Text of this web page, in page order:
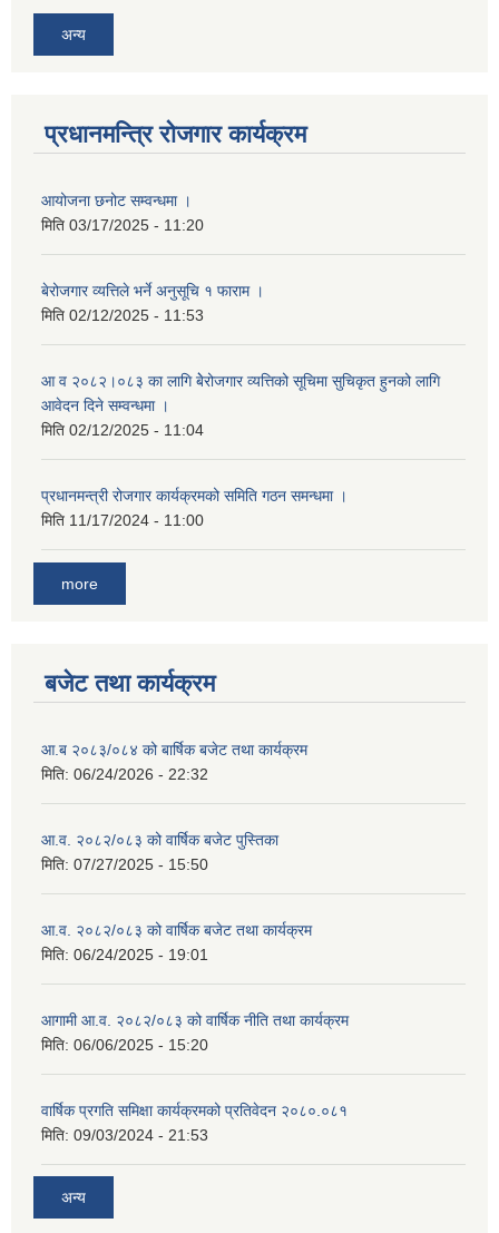
अन्य
प्रधानमन्त्रि रोजगार कार्यक्रम
आयोजना छनोट सम्वन्धमा ।
मिति 03/17/2025 - 11:20
बेरोजगार व्यत्तिले भर्ने अनुसूचि १ फाराम ।
मिति 02/12/2025 - 11:53
आ व २०८२।०८३ का लागि बेेरोजगार व्यत्तिको सूचिमा सुचिकृत हुनको लागि
आवेदन दिने सम्वन्धमा ।
मिति 02/12/2025 - 11:04
प्रधानमन्त्री रोजगार कार्यक्रमको समिति गठन समन्धमा ।
मिति 11/17/2024 - 11:00
more
बजेट तथा कार्यक्रम
आ.ब २०८३/०८४ को बार्षिक बजेट तथा कार्यक्रम
मिति: 06/24/2026 - 22:32
आ.व. २०८२/०८३ को वार्षिक बजेट पुस्तिका
मिति: 07/27/2025 - 15:50
आ.व. २०८२/०८३ को वार्षिक बजेट तथा कार्यक्रम
मिति: 06/24/2025 - 19:01
आगामी आ.व. २०८२/०८३ को वार्षिक नीति तथा कार्यक्रम
मिति: 06/06/2025 - 15:20
वार्षिक प्रगति समिक्षा कार्यक्रमको प्रतिवेदन २०८०.०८१
मिति: 09/03/2024 - 21:53
अन्य